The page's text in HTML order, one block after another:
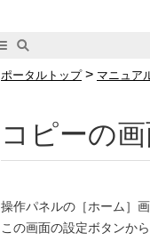
ポータルトップ> マニュア
コピーの
操作パネルの［ホーム］
この画面の設定ボタンか